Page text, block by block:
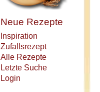
Neue Rezepte
Inspiration
Zufallsrezept
Alle Rezepte
Letzte Suche
Login